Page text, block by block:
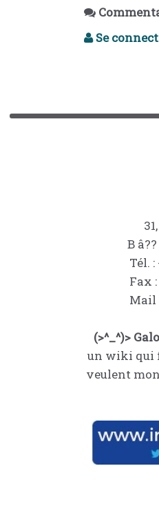
Se
B
Tél.
Fax
Mail
(>^_^)>
un wiki qui
veulent